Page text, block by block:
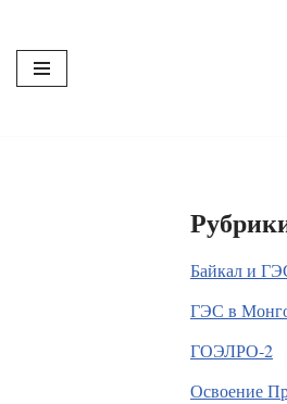
Перейти
к
Байкал и
ГЭС в
ГОЭЛРО-2
Освоение